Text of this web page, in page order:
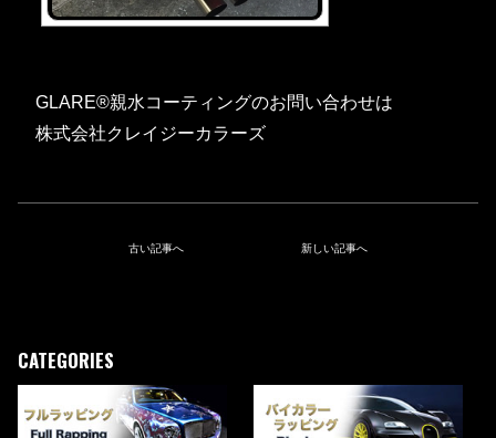
GLARE®親水コーティングのお問い合わせは
株式会社クレイジーカラーズ
古い記事へ 新しい記事へ
CATEGORIES